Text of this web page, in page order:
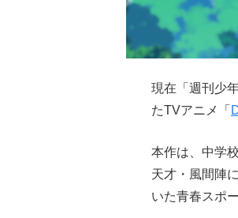
現在「週刊少
たTVアニメ「
本作は、中学
天才・風間陣
いた青春スポ